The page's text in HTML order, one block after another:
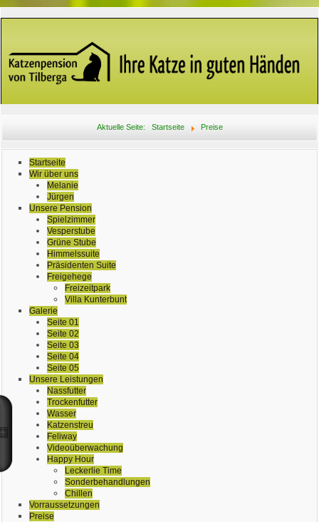
Aktuelle Seite: Startseite Preise
Startseite
Wir über uns
Melanie
Jürgen
Unsere Pension
Spielzimmer
Vesperstube
Grüne Stube
Himmelssuite
Präsidenten Suite
Freigehege
Freizeitpark
Villa Kunterbunt
Galerie
Seite 01
Seite 02
Seite 03
Seite 04
Seite 05
Unsere Leistungen
Nassfutter
Trockenfutter
Wasser
Katzenstreu
Feliway
Videoüberwachung
Happy Hour
Leckerlie Time
Sonderbehandlungen
Chillen
Vorraussetzungen
Preise